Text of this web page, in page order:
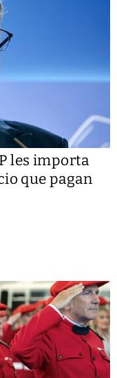
les importa
que pagan